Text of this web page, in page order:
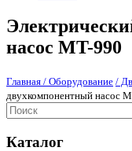
насос MT-990
Главная / Оборудование /
двухкомпонентный насос
Каталог